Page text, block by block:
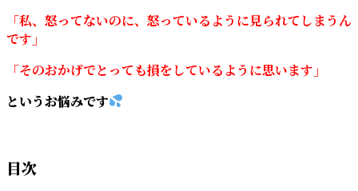
「私、怒ってないのに、怒っているように見られてしまうん
です」
「そのおかげでとっても損をしているように思います」
というお悩みです
目次